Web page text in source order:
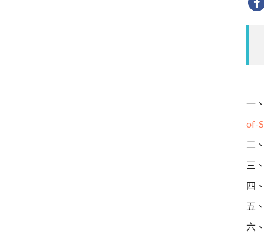
一
of-
二
三
四
五
六